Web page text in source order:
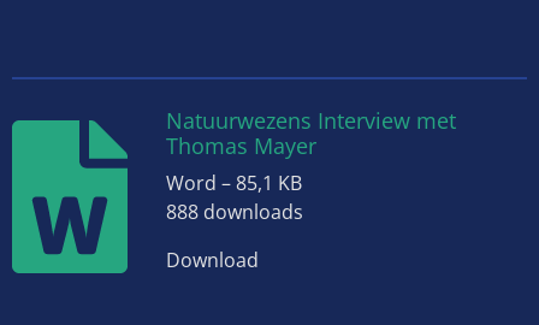
Natuurwezens Interview met
Thomas Mayer
Word – 85,1 KB
888 downloads
Download